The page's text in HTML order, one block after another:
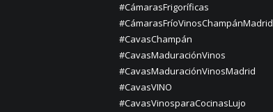
#CámarasFrigoríficas
#CámarasFríoVinosChampánMadrid
#CavasChampán
#CavasMaduraciónVinos
#CavasMaduraciónVinosMadrid
#CavasVINO
#CavasVinosparaCocinasLujo